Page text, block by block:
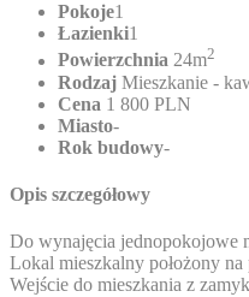
Pokoje1
Łazienki1
Powierzchnia 24m2
Rodzaj Mieszkanie -
Cena 1 800 PLN
Miasto-
Rok budowy-
Opis szczegółowy
Do wynajęcia jednopokojowe
Lokal mieszkalny położony
Wejście do mieszkania z